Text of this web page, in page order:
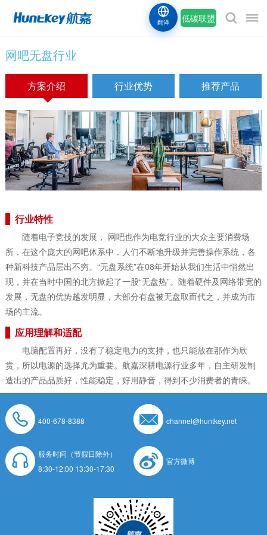
低碳联盟
翻译
网吧无盘行业
方案介绍 行业优势 推荐产品
行业特性
随着电子竞技的发展， 网吧也作为电竞行业的大众主要消费场
所，在这个庞大的网吧体系中，人们不断地升级并完善操作系统，各
种新科技产品层出不穷。“无盘系统”在08年开始从我们生活中悄然出
现，并在当时中国的北方掀起了一股“无盘热”。随着硬件及网络带宽的
发展，无盘的优势越发明显，大部分有盘被无盘取而代之，并成为市
场的主流。
应用理解和适配
电脑配置再好，没有了稳定电力的支持，也只能放在那作为欣
赏，所以电源的选择尤为重要。航嘉深耕电源行业多年，自主研发制
造出的产品品质好，性能稳定，好用静音，得到不少消费者的青睐。
400-678-8388 channel@huntkey.net
服务时间（节假日除外）
8:30-12:00 13:30-17:30
官方微博